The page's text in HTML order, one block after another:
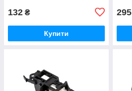
132 ₴
Купити
295